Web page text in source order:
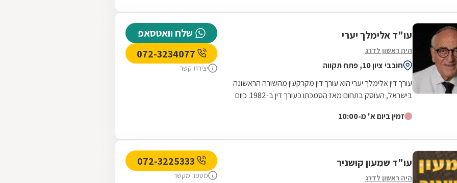
עו"ד אלימלך יערי
היה ראשון לדרג
חובבי ציון 10, פתח תקווה
עורך דין אלימלך יערי הוא עורך דין מקרקעין מהשורה הראשונה
בישראל, העוסק בתחום מאז הסמכתו כעורך דין ב-1982. כיום
זמין ביום א' מ-10:00
שלח וואטסאפ
יצירת קשר
עו"ד שמעון קושניר
היה ראשון לדרג מספר מקשר